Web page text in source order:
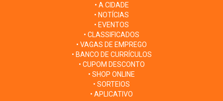
• A CIDADE
• NOTÍCIAS
• EVENTOS
• CLASSIFICADOS
• VAGAS DE EMPREGO
• BANCO DE CURRÍCULOS
• CUPOM DESCONTO
• SHOP ONLINE
• SORTEIOS
• APLICATIVO